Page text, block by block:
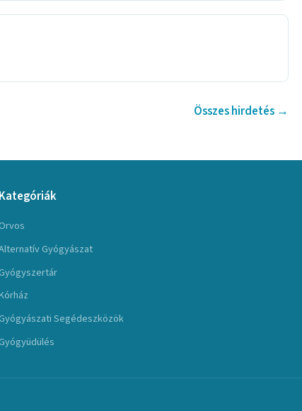
Összes hirdetés →
Kategóriák
Gyógyászat
Segédeszközök